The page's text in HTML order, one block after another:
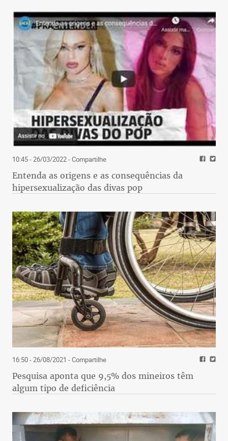
10:45 - 26/03/2022- Compartilhe
Entenda as origens e as consequências da
hipersexualização das divas pop
16:50 - 26/08/2021 - Compartilhe
Pesquisa aponta que 9,5% dos mineiros têm
algum tipo de deficiência